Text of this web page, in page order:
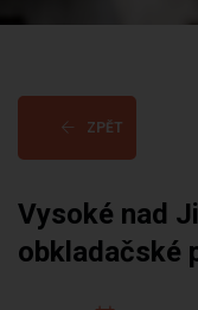
ZPĚT
Vysoké nad
obkladačské